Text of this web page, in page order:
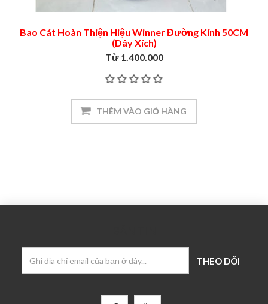
Bao Cát Hoàn Thiện Hiệu Winner Đường Kính 50CM
(Dây Xích)
Từ 1.400.000